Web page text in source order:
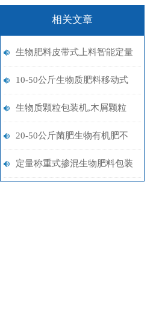
相关文章
生物肥料皮带式上料智能定量
包装机15-50kg
10-50公斤生物质肥料移动式
称重包装机定制
生物质颗粒包装机,木屑颗粒
自动称重打包机厂家
20-50公斤菌肥生物有机肥不
锈钢皮带式上料自动称重包装
定量称重式掺混生物肥料包装